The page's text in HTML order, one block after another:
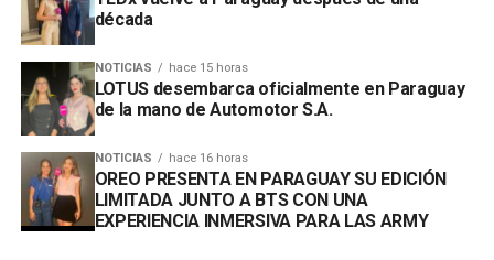
década
NOTICIAS hace 15 horas
LOTUS desembarca oficialmente en Paraguay
de la mano de Automotor S.A.
NOTICIAS hace 16 horas
OREO PRESENTA EN PARAGUAY SU EDICIÓN
LIMITADA JUNTO A BTS CON UNA
EXPERIENCIA INMERSIVA PARA LAS ARMY